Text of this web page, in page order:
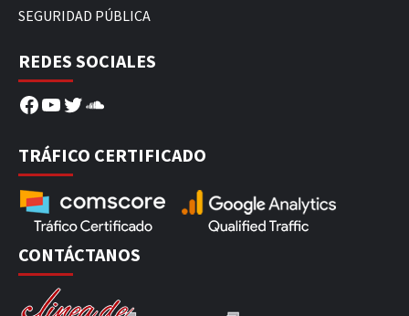
SEGURIDAD PÚBLICA
REDES SOCIALES
Facebook
YouTube
Twitter
SoundCloud
TRÁFICO CERTIFICADO
CONTÁCTANOS